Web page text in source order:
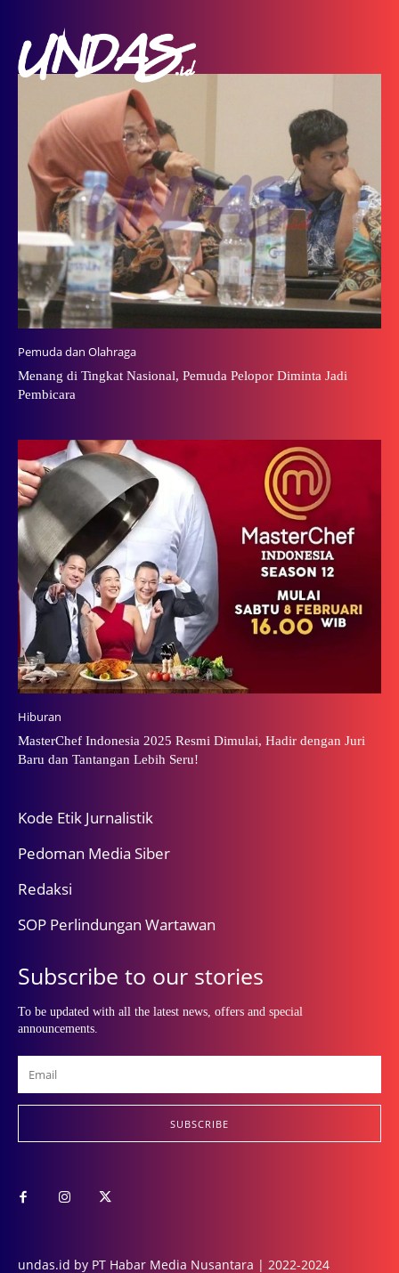
Pemuda dan Olahraga
Menang di Tingkat Nasional, Pemuda Pelopor Diminta Jadi
Pembicara
Hiburan
MasterChef Indonesia 2025 Resmi Dimulai, Hadir dengan Juri
Baru dan Tantangan Lebih Seru!
Kode Etik Jurnalistik
Pedoman Media Siber
Redaksi
SOP Perlindungan Wartawan
Subscribe to our stories
To be updated with all the latest news, offers and special
announcements.
SUBSCRIBE
undas.id by PT Habar Media Nusantara | 2022-2024